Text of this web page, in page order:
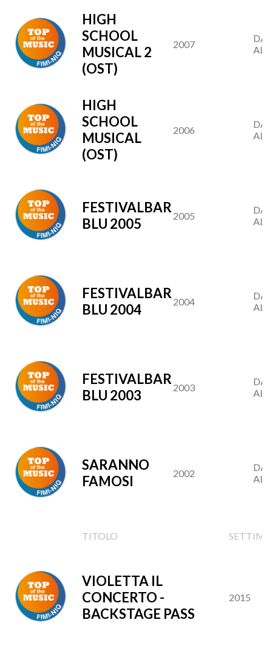
HIGH
SCHOOL
MUSICAL 2
(OST)
2007
AL
HIGH
SCHOOL
MUSICAL
(OST)
2006
AL
FESTIVALBAR
BLU 2005
2005
AL
FESTIVALBAR
BLU 2004
2004
AL
FESTIVALBAR
BLU 2003
2003
AL
SARANNO
FAMOSI
2002
AL
TITOLO
VIOLETTA IL
CONCERTO -
BACKSTAGE PASS
2015